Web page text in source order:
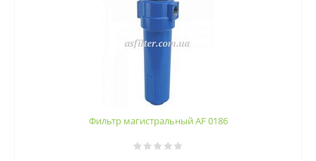
Фильтр магистральный AF 0186